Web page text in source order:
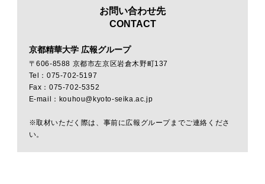
お問い合わせ先
CONTACT
京都精華大学 広報グループ
〒606-8588 京都市左京区岩倉木野町137
Tel：075-702-5197
Fax：075-702-5352
E-mail：kouhou@kyoto-seika.ac.jp
※取材いただく際は、事前に広報グループまでご連絡くださ
い。